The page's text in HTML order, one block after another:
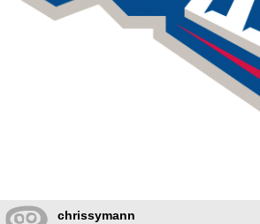
chrissymann